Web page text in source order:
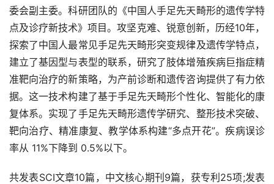
委会副主委。科研团队的《中国人手足先天畸形的遗传学特
点及诊疗新技术》项目。攻坚克难、锐意创新，历经10年，
探索了中国人最常见手足先天畸形突变规律及遗传学特点，
建立了基因型与表型的联系，研究了肢体增殖疾病巨指症精
准靶向治疗的新策略，为产前诊断和遗传咨询提供了有力依
据。这一技术构建了基于手足先天畸形个性化、智能化的康
复体系。实现了手足先天畸形遗传学研究、整形技术突破、
靶向治疗、精准康复、教学体系构建“多点开花”。疾病误诊
率从 11%下降到 0.5%以下。
共发表SCI文章10篇，中文核心期刊9篇，获专利25项;发表